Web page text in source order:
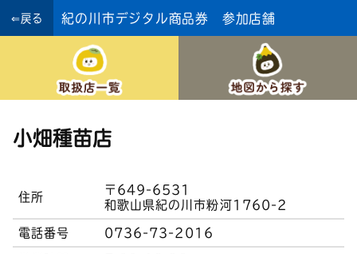
⇐戻る 紀の川市デジタル商品券 参加店舗
小畑種苗店
住所
〒649-6531
和歌山県紀の川市粉河1760-2
電話番号 0736-73-2016